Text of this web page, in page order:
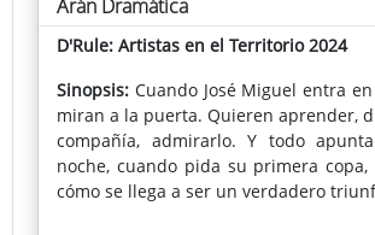
Arán Dramática
D'Rule: Artistas en el Territorio 2024
Sinopsis: Cuando José Miguel entra
miran a la puerta. Quieren aprender,
compañía, admirarlo. Y todo
noche, cuando pida su primera copa,
cómo se llega a ser un verdadero